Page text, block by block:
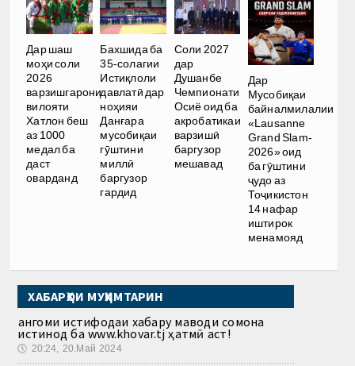
Дар шаш
моҳи соли
2026
варзишгарони
вилояти
Хатлон беш
аз 1000
медал ба
даст
оварданд
Бахшида ба
35-солагии
Истиқлоли
давлатӣ дар
ноҳияи
Данғара
мусобиқаи
гӯштини
миллӣ
баргузор
гардид
Соли 2027
дар
Душанбе
Чемпионати
Осиё оид ба
акробатикаи
варзишӣ
баргузор
мешавад
Дар
Мусобиқаи
байналмилалии
«Lausanne
Grand Slam-
2026» оид
ба гӯштини
ҷудо аз
Тоҷикистон
14 нафар
иштирок
менамояд
ХАБАРҲОИ МУҲИМТАРИН
Ҳангоми истифодаи хабару маводи сомона
истинод ба www.khovar.tj ҳатмӣ аст!
🕔 20:24, 20.Май 2024